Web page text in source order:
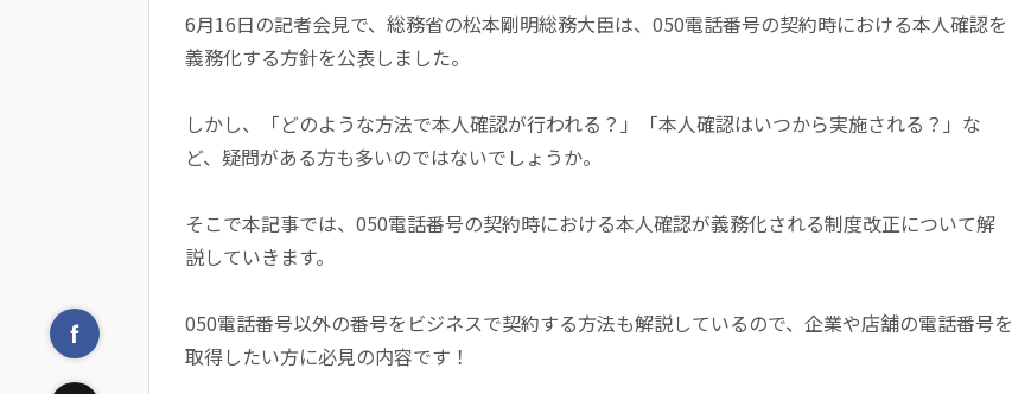
6月16日の記者会見で、総務省の松本剛明総務大臣は、050電話番号の契約時における本人確認を
義務化する方針を公表しました。
しかし、「どのような方法で本人確認が行われる？」「本人確認はいつから実施される？」な
ど、疑問がある方も多いのではないでしょうか。
そこで本記事では、050電話番号の契約時における本人確認が義務化される制度改正について解
説していきます。
050電話番号以外の番号をビジネスで契約する方法も解説しているので、企業や店舗の電話番号を
取得したい方に必見の内容です！